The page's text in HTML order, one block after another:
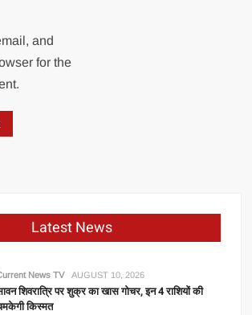
and
for the
Latest News
News TV AUGUST 10, 2026
शिवरात्रि पर शुक्र का खास गोचर, इन 4 राशियों की
किस्मत